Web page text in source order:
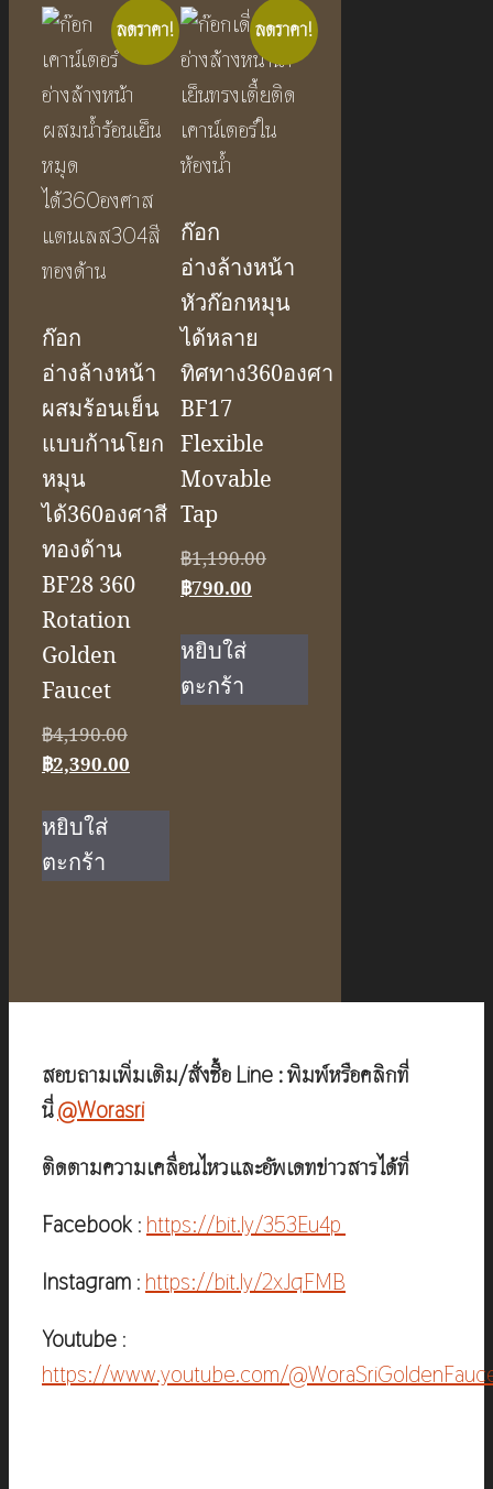
ลดราคา!
ก๊อก
อ่างล้างหน้า
ผสมร้อนเย็น
แบบก้านโยก
หมุน
ได้360องศาสี
ทองด้าน
BF28 360
Rotation
Golden
Faucet
฿4,190.00Original
price
฿2,390.00
หยิบใส่
ตะกร้า
ลดราคา!
ก๊อก
อ่างล้างหน้า
หัวก๊อกหมุน
ได้หลาย
ทิศทาง360องศา
BF17
Flexible
Movable
Tap
฿1,190.00Original
฿790.00
หยิบใส่
ตะกร้า
สอบถามเพิ่มเติม/สั่งซื้อ Line : พิมพ์หรือคลิกที่
นี่@Worasri
ติดตามความเคลื่อนไหวและอัพเดทข่าวสารได้ที่
Facebook : https://bit.ly/353Eu4p
Instagram : https://bit.ly/2xJqFMB
Youtube :
https://www.youtube.com/